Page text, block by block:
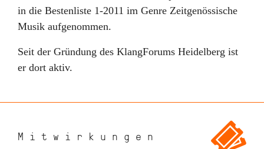
in die Bestenliste 1-2011 im Genre Zeitgenössische
Musik aufgenommen.
Seit der Gründung des KlangForums Heidelberg ist
er dort aktiv.
Mitwirkungen